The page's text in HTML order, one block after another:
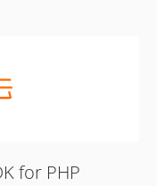
for PHP